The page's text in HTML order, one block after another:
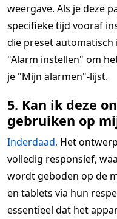
weergave. Als je deze
specifieke tijd vooraf
die preset automatisch
"Alarm instellen" om
je "Mijn alarmen"-lijst.
5. Kan ik deze
gebruiken op
Inderdaad. Het
volledig responsief,
wordt geboden op de
en tablets via hun
essentieel dat het